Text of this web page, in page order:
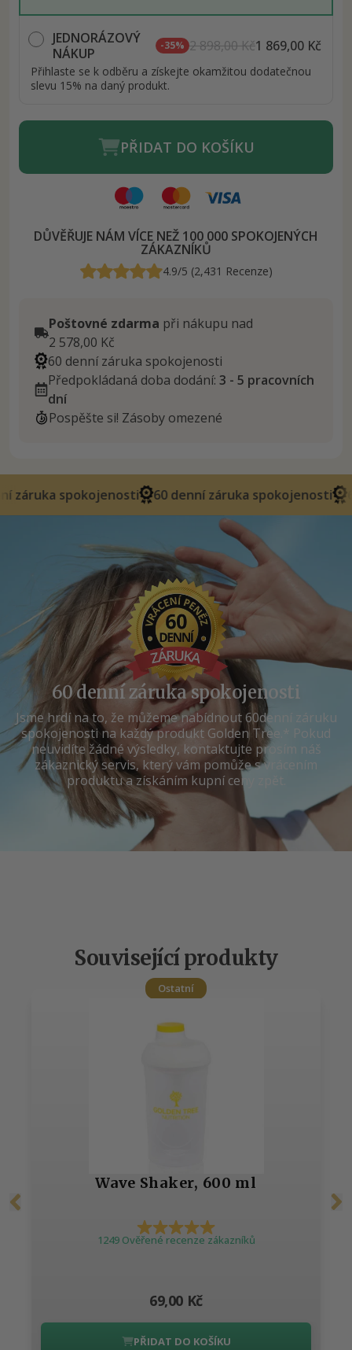
JEDNORÁZOVÝ
NÁKUP
-35% 2 898,00 Kč1 869,00 Kč
Přihlaste se k odběru a získejte okamžitou dodatečnou
slevu 15% na daný produkt.
PŘIDAT DO KOŠÍKU
DŮVĚŘUJE NÁM VÍCE NEŽ 100 000 SPOKOJENÝCH
ZÁKAZNÍKŮ
4.9/5 (2,431 Recenze)
Poštovné zdarma při nákupu nad
2 578,00 Kč
60 denní záruka spokojenosti
Předpokládaná doba dodání: 3 - 5 pracovních
dní
Pospěšte si! Zásoby omezené
60 denní záruka spokojenosti 60 denní
60 denní záruka spokojenosti
Jsme hrdí na to, že můžeme nabídnout 60denní záruku
spokojenosti na každý produkt Golden Tree.* Pokud
neuvidíte žádné výsledky, kontaktujte prosím náš
zákaznický servis, který vám pomůže s vrácením
produktu a získáním kupní ceny zpět.
Související produkty
Ostatní
Wave Shaker, 600 ml
1249 Ověřené recenze zákazníků
69,00 Kč
PŘIDAT DO KOŠÍKU